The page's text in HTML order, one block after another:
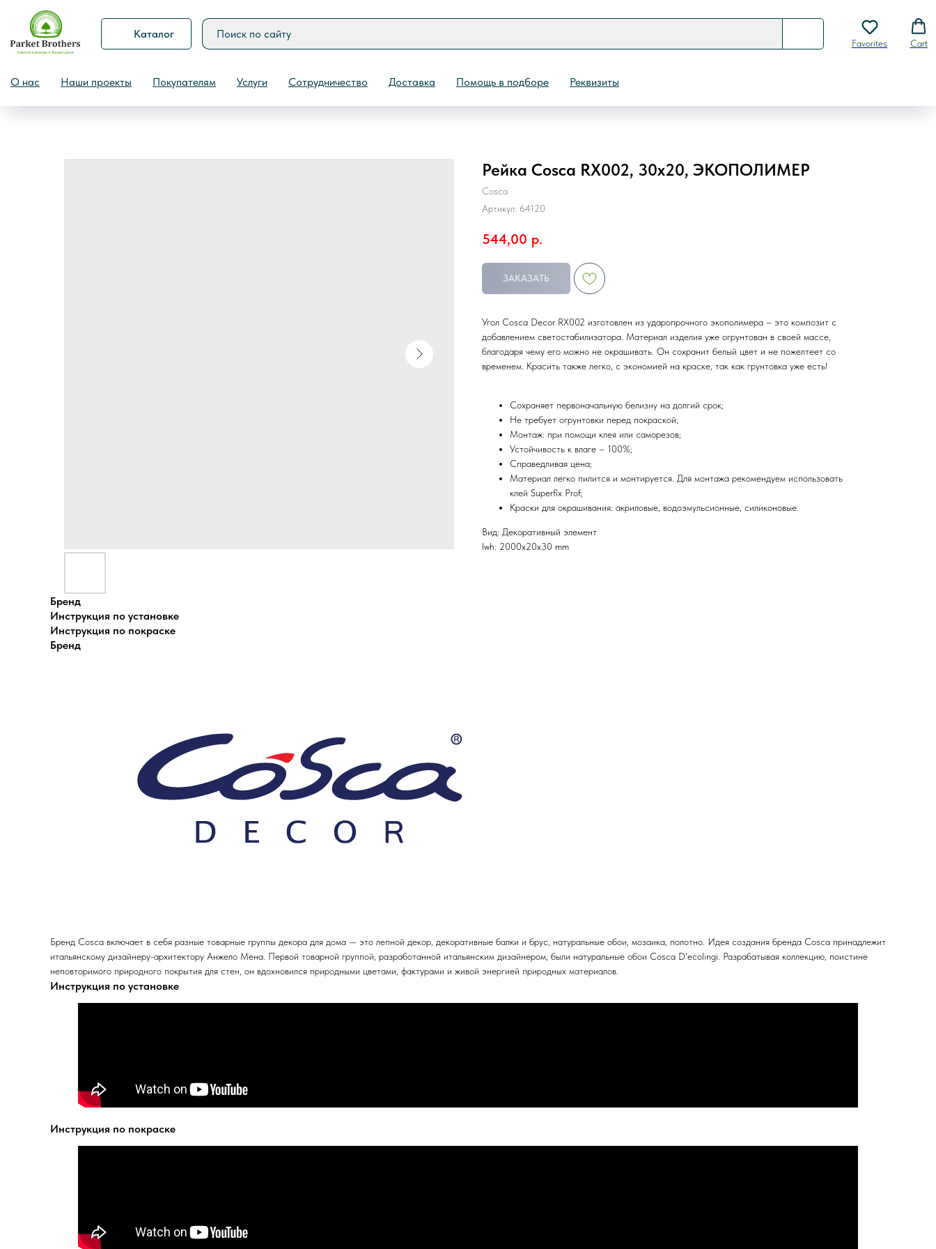
Каталог
Favorites Cart
О нас Наши проекты Покупателям Услуги Сотрудничество Доставка Помощь в подборе Реквизиты
НазадРейка Cosca RX002, 30х20, ЭКОПОЛИМЕР
Cosca
Артикул: 64120
544,00 р.
ЗАКАЗАТЬ
Угол Cosca Decor RX002 изготовлен из ударопрочного экополимера – это композит с
добавлением светостабилизатора. Материал изделия уже огрунтован в своей массе,
благодаря чему его можно не окрашивать. Он сохранит белый цвет и не пожелтеет со
временем. Красить также легко, с экономией на краске, так как грунтовка уже есть!
Сохраняет первоначальную белизну на долгий срок;
Не требует огрунтовки перед покраской;
Монтаж: при помощи клея или саморезов;
Устойчивость к влаге – 100%;
Справедливая цена;
Материал легко пилится и монтируется. Для монтажа рекомендуем использовать
клей Superfix Prof;
Краски для окрашивания: акриловые, водоэмульсионные, силиконовые.
Вид: Декоративный элемент
lwh: 2000x20x30 mm
Бренд
Инструкция по установке
Инструкция по покраске
Бренд
Бренд Cosca включает в себя разные товарные группы декора для дома — это лепной декор, декоративные балки и брус, натуральные обои, мозаика, полотно. Идея создания бренда Cosca принадлежит
итальянскому дизайнеру-архитектору Анжело Мена. Первой товарной группой, разработанной итальянским дизайнером, были натуральные обои Cosca D'ecolingi. Разрабатывая коллекцию, поистине
неповторимого природного покрытия для стен, он вдохновился природными цветами, фактурами и живой энергией природных материалов.
Инструкция по установке
Инструкция по покраске